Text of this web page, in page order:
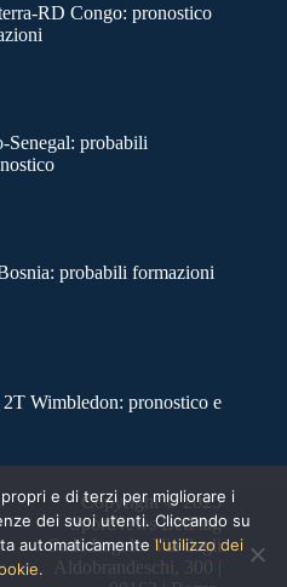
RD Congo: pronostico
probabili
probabili formazioni
Wimbledon: pronostico e
Copyright © 2025
SportNews BetFlag
Sede Legale: Via degli
Aldobrandeschi, 300 |
e di terzi per migliorare i
dei suoi utenti. Cliccando su
automaticamente l'utilizzo dei